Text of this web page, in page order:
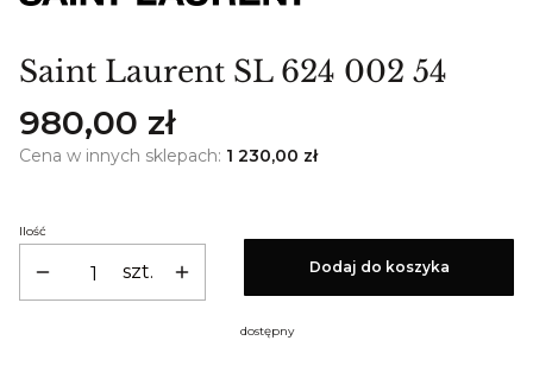
Saint Laurent SL 624 002 54
Cena
980,00 zł
Cena w innych sklepach: 1 230,00 zł
Ilość
szt. Dodaj do koszyka
dostępny